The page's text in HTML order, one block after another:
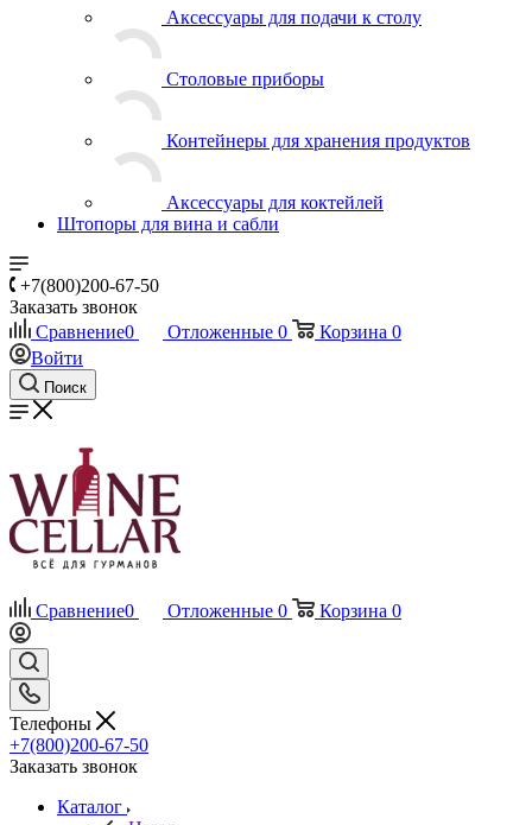
Аксессуары для подачи к столу
Столовые приборы
Контейнеры для хранения продуктов
Аксессуары для коктейлей
Штопоры для вина и сабли
+7(800)200-67-50
Заказать звонок
Сравнение0 Отложенные 0 Корзина 0
Войти
Поиск
Сравнение0 Отложенные 0 Корзина 0
Телефоны
+7(800)200-67-50
Заказать звонок
Каталог